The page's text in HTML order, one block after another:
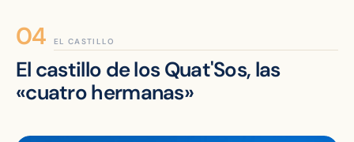
EL CASTILLO
El castillo de los Quat'Sos, las
«cuatro hermanas»